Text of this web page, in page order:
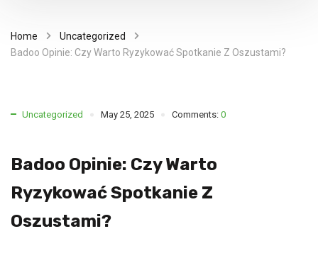
Home
Uncategorized
Badoo Opinie: Czy Warto Ryzykować Spotkanie Z Oszustami?
Uncategorized May 25, 2025 Comments: 0
Badoo Opinie: Czy Warto
Ryzykować Spotkanie Z
Oszustami?